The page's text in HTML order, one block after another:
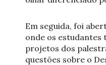
Em seguida, foi
onde os estudantes
projetos dos
questões sobre o